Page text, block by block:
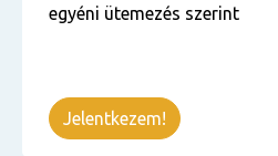
egyéni ütemezés szerint
Jelentkezem!